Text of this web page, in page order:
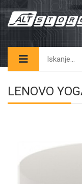
LENOVO